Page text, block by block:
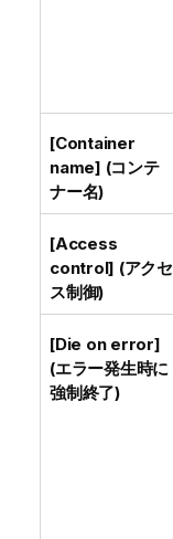
[Container
name] (コンテ
ナー名)
[Access
control] (アクセ
ス制御)
[Die on error]
(エラー発生時に
強制終了)